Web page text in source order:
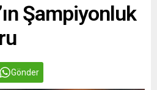
Şampiyonluk
Gönder